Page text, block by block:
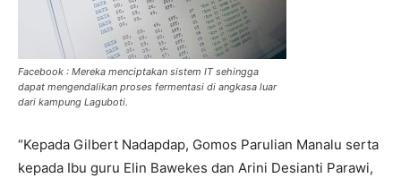
Facebook : Mereka menciptakan sistem IT sehingga
dapat mengendalikan proses fermentasi di angkasa luar
dari kampung Laguboti.
“Kepada Gilbert Nadapdap, Gomos Parulian Manalu serta
kepada Ibu guru Elin Bawekes dan Arini Desianti Parawi,